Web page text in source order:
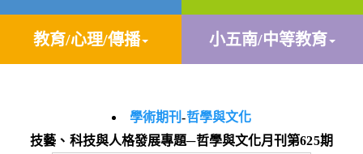
教育/心理/傳播 小五南/中等教育
學術期刊-哲學與文化
技藝、科技與人格發展專題─哲學與文化月刊第625期